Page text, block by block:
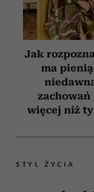
Jak
ma
zachowań
więcej niż
STYL ŻYCIA